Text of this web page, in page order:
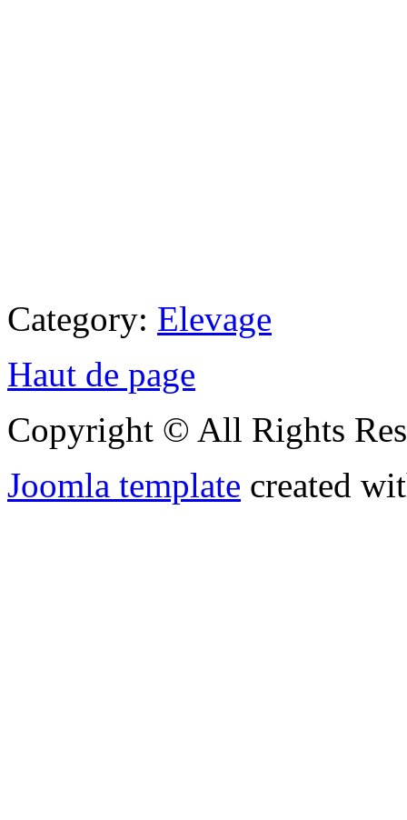
Category: Elevage
Haut de page
Copyright © All Rights
Joomla template created